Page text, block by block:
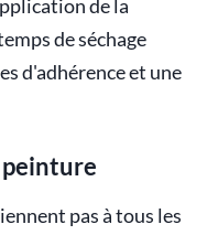
de la
de séchage
d'adhérence et une
peinture
pas à tous les